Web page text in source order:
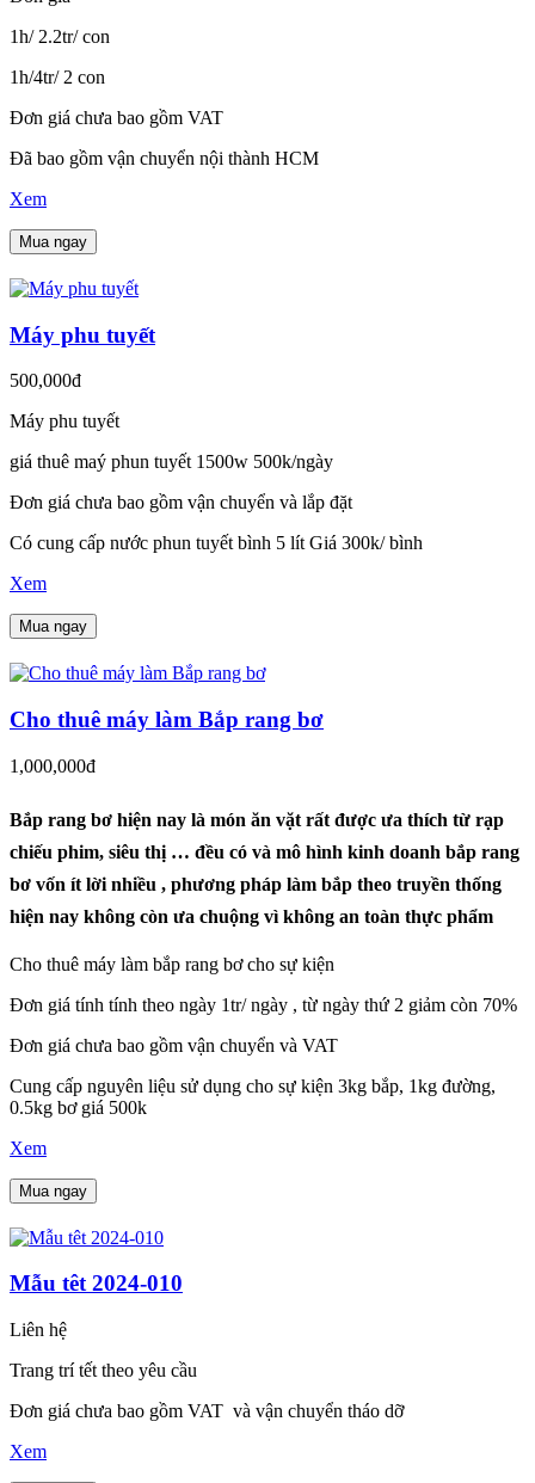
1h/ 2.2tr/ con
1h/4tr/ 2 con
Đơn giá chưa bao gồm VAT
Đã bao gồm vận chuyển nội thành HCM
Xem
Mua ngay
Máy phu tuyết
500,000đ
Máy phu tuyết
giá thuê maý phun tuyết 1500w 500k/ngày
Đơn giá chưa bao gồm vận chuyển và lắp đặt
Có cung cấp nước phun tuyết bình 5 lít Giá 300k/ bình
Xem
Mua ngay
Cho thuê máy làm Bắp rang bơ
1,000,000đ
Bắp rang bơ hiện nay là món ăn vặt rất được ưa thích từ rạp
chiếu phim, siêu thị … đều có và mô hình kinh doanh bắp rang
bơ vốn ít lời nhiều , phương pháp làm bắp theo truyền thống
hiện nay không còn ưa chuộng vì không an toàn thực phẩm
Cho thuê máy làm bắp rang bơ cho sự kiện
Đơn giá tính tính theo ngày 1tr/ ngày , từ ngày thứ 2 giảm còn 70%
Đơn giá chưa bao gồm vận chuyển và VAT
Cung cấp nguyên liệu sử dụng cho sự kiện 3kg bắp, 1kg đường,
0.5kg bơ giá 500k
Xem
Mua ngay
Mẫu têt 2024-010
Liên hệ
Trang trí tết theo yêu cầu
Đơn giá chưa bao gồm VAT và vận chuyển tháo dỡ
Xem